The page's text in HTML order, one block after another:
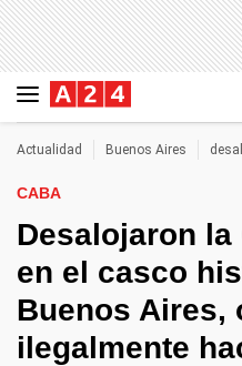
Actualidad Buenos Aires
CABA
Desalojaron la
en el casco
Buenos Aires,
ilegalmente